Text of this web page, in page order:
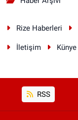
Rize Haberleri
İletişim Künye
RSS